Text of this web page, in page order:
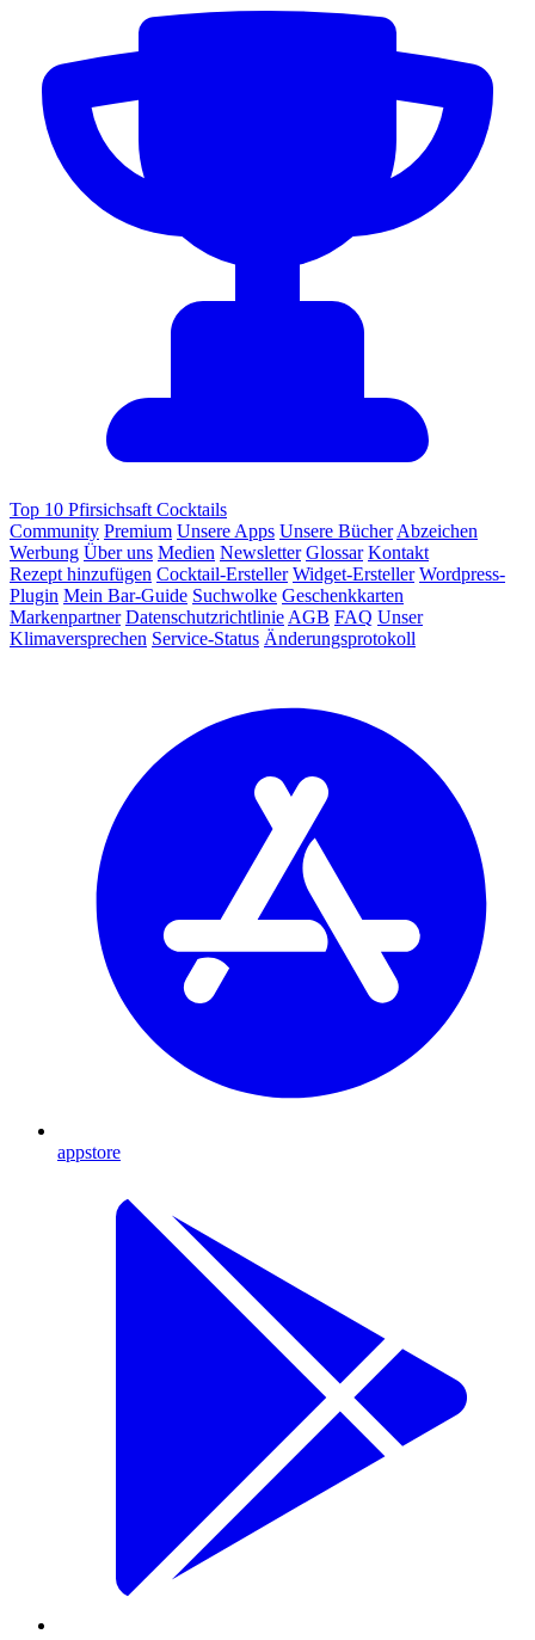
Top 10 Pfirsichsaft Cocktails
Community Premium Unsere Apps Unsere Bücher Abzeichen
Werbung Über uns Medien Newsletter Glossar Kontakt
Rezept hinzufügen Cocktail-Ersteller Widget-Ersteller Wordpress-
Plugin Mein Bar-Guide Suchwolke Geschenkkarten
Markenpartner Datenschutzrichtlinie AGB FAQ Unser
Klimaversprechen Service-Status Änderungsprotokoll
appstore